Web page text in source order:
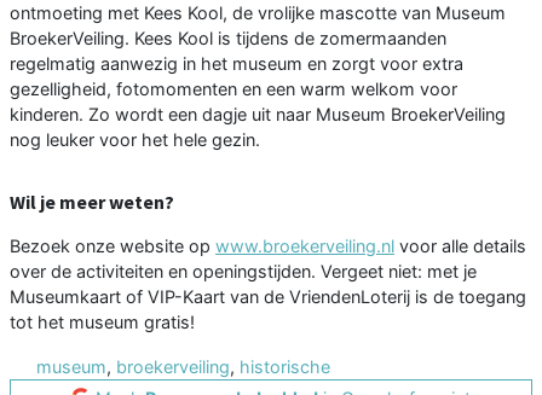
ontmoeting met Kees Kool, de vrolijke mascotte van Museum
BroekerVeiling. Kees Kool is tijdens de zomermaanden
regelmatig aanwezig in het museum en zorgt voor extra
gezelligheid, fotomomenten en een warm welkom voor
kinderen. Zo wordt een dagje uit naar Museum BroekerVeiling
nog leuker voor het hele gezin.
Wil je meer weten?
Bezoek onze website op www.broekerveiling.nl voor alle details
over de activiteiten en openingstijden. Vergeet niet: met je
Museumkaart of VIP-Kaart van de VriendenLoterij is de toegang
tot het museum gratis!
museum, broekerveiling, historische